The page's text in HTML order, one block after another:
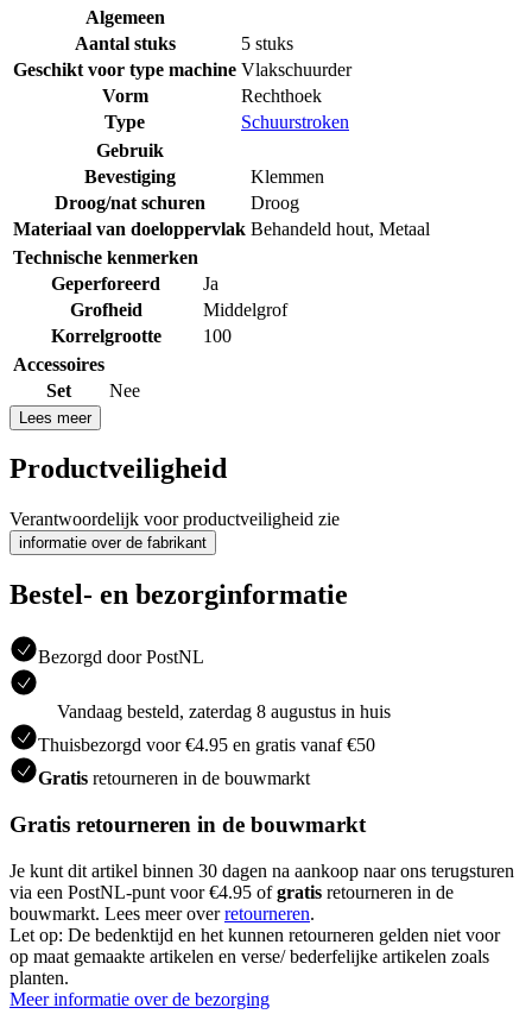
Algemeen
Aantal stuks
5 stuks
Geschikt voor type machine Vlakschuurder
Vorm
Rechthoek
Type
Schuurstroken
Gebruik
Bevestiging
Klemmen
Droog/nat schuren
Droog
Materiaal van doeloppervlak Behandeld hout, Metaal
Technische kenmerken
Geperforeerd
Ja
Grofheid
Middelgrof
Korrelgrootte
100
Accessoires
Set
Nee
Lees meer
Productveiligheid
Verantwoordelijk voor productveiligheid zie
informatie over de fabrikant
Bestel- en bezorginformatie
Bezorgd door PostNL
Vandaag besteld, zaterdag 8 augustus in huis
Thuisbezorgd voor €4.95 en gratis vanaf €50
Gratis retourneren in de bouwmarkt
Gratis retourneren in de bouwmarkt
Je kunt dit artikel binnen 30 dagen na aankoop naar ons terugsturen
via een PostNL-punt voor €4.95 ofgratis retourneren in de
bouwmarkt. Lees meer overretourneren.
Let op: De bedenktijd en het kunnen retourneren gelden niet voor
op maat gemaakte artikelen en verse/ bederfelijke artikelen zoals
planten.
Meer informatie over de bezorging